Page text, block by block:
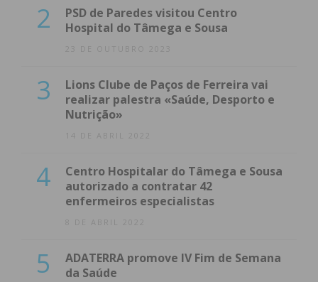
2
PSD de Paredes visitou Centro
Hospital do Tâmega e Sousa
23 DE OUTUBRO 2023
3
Lions Clube de Paços de Ferreira vai
realizar palestra «Saúde, Desporto e
Nutrição»
14 DE ABRIL 2022
4
Centro Hospitalar do Tâmega e Sousa
autorizado a contratar 42
enfermeiros especialistas
8 DE ABRIL 2022
5
ADATERRA promove IV Fim de Semana
da Saúde